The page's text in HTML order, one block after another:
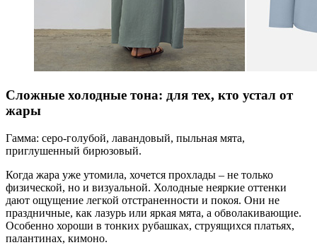
Сложные холодные тона: для тех, кто устал от
жары
Гамма: серо-голубой, лавандовый, пыльная мята,
приглушенный бирюзовый.
Когда жара уже утомила, хочется прохлады – не только
физической, но и визуальной. Холодные неяркие оттенки
дают ощущение легкой отстраненности и покоя. Они не
праздничные, как лазурь или яркая мята, а обволакивающие.
Особенно хороши в тонких рубашках, струящихся платьях,
палантинах, кимоно.